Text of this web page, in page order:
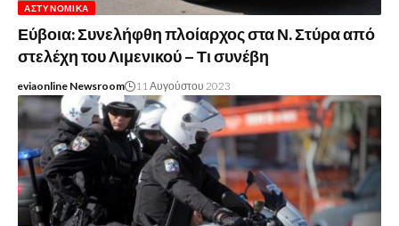
ΑΣΤΥΝΟΜΙΚΆ
Εύβοια: Συνελήφθη πλοίαρχος στα Ν. Στύρα από
στελέχη του Λιμενικού – Τι συνέβη
eviaonline Newsroom 11 Αυγούστου 2023